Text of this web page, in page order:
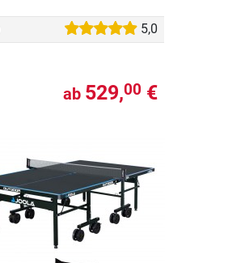
5,0
ab 529,00 €